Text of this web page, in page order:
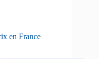
en France